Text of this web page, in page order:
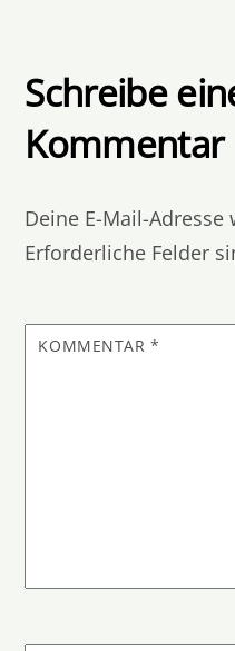
Schreibe
Kommentar
Deine E-Mail-
Erforderliche Felder
KOMMENTAR*